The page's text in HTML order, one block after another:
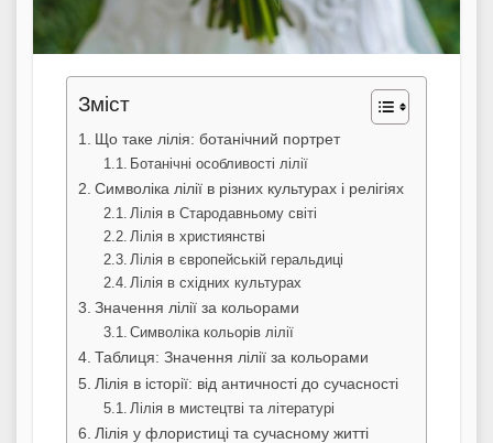
Зміст
Що таке лілія: ботанічний портрет
Ботанічні особливості лілії
Символіка лілії в різних культурах і релігіях
Лілія в Стародавньому світі
Лілія в християнстві
Лілія в європейській геральдиці
Лілія в східних культурах
Значення лілії за кольорами
Символіка кольорів лілії
Таблиця: Значення лілії за кольорами
Лілія в історії: від античності до сучасності
Лілія в мистецтві та літературі
Лілія у флористиці та сучасному житті